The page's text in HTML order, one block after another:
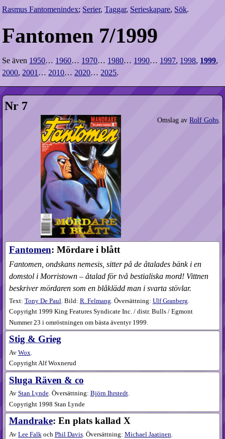
Rasmus Fantomenindex; Serier,Taggar, Serieskapare, Sök.
Fantomen 7/1999
Se även 1950… 1960… 1970… 1980… 1990… 1997, 1998, 1999,
2000, 2001 … 2010… 2020… 2025.
Nr 7
Omslag avRolf Gohs
Fantomen: Mördare i blått
Fantomen, ondskans nemesis, sitter på de åtalades bänk i en
domstol i Morristown – åtalad för två bestialiska mord! Vittnen
beskriver mördaren som en blåklädd man i svarta stövlar.
Text: Tony De Paul . Bild: R. Felmang . Översättning: Ulf Granberg
Copyright 1999 King Features Syndicate Inc. / distr. Bulls / Egmont
Nummer 23 i omröstningen om bästa äventyr 1999.
Stig & Grieg
Av Wox.
Copyright Alf Woxnerud
Sluga Räven & co
Av Stan Lynde. Översättning: Björn Ihrstedt.
Copyright 1998 Stan Lynde
Mandrake: En plats kallad X
Av Lee Falkoch Phil Davis. Översättning: Michael Jaatinen.